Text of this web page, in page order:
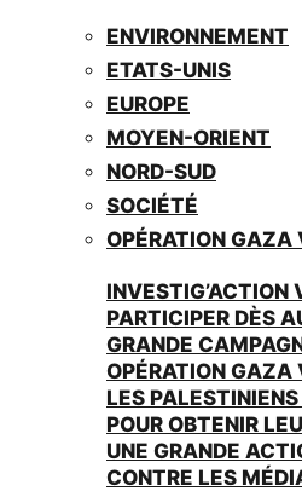
ENVIRONNEMENT
ETATS-UNIS
EUROPE
MOYEN-ORIENT
NORD-SUD
SOCIÉTÉ
OPÉRATION GAZA
INVESTIG’ACTION
PARTICIPER DÈS
GRANDE
OPÉRATION GAZA
LES
POUR OBTENIR
UNE GRANDE
CONTRE LES